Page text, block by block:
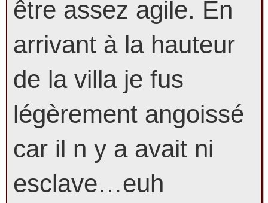
être assez agile. En
arrivant à la hauteur
de la villa je fus
légèrement angoissé
car il n y a avait ni
esclave…euh